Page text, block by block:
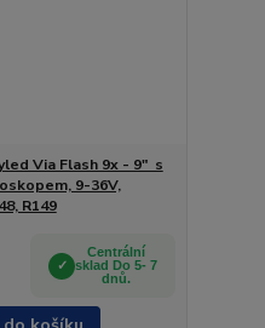
Via Flash 9x - 9" s
9-36V,
R149
Centrální
sklad Do 5- 7
dnů.